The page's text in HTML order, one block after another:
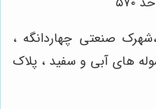
،شهرک صنعتی چهاردانگه ،
های آبی و سفید ، پلاک